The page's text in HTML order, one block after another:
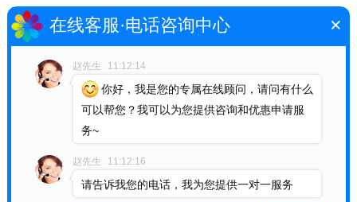
厂家订制彩色无纺布面粉袋
无纺布面粉袋厂家订制
在线客服·电话咨询中心 ×
赵先生 11:12:14
你好，我是您的专属在线顾问，请问有什么
可以帮您？我可以为您提供咨询和优惠申请服
务~
赵先生 11:12:16
请告诉我您的电话，我为您提供一对一服务